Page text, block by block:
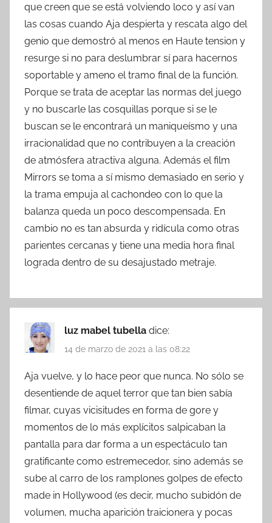
que creen que se está volviendo loco y así van
las cosas cuando Aja despierta y rescata algo del
genio que demostró al menos en Haute tension y
resurge si no para deslumbrar sí para hacernos
soportable y ameno el tramo final de la función.
Porque se trata de aceptar las normas del juego
y no buscarle las cosquillas porque si se le
buscan se le encontrará un maniqueísmo y una
irracionalidad que no contribuyen a la creación
de atmósfera atractiva alguna. Además el film
Mirrors se toma a sí mismo demasiado en serio y
la trama empuja al cachondeo con lo que la
balanza queda un poco descompensada. En
cambio no es tan absurda y ridícula como otras
parientes cercanas y tiene una media hora final
lograda dentro de su desajustado metraje.
luz mabel tubella dice:
14 de marzo de 2021 a las 08:22
Aja vuelve, y lo hace peor que nunca. No sólo se
desentiende de aquel terror que tan bien sabía
filmar, cuyas vicisitudes en forma de gore y
momentos de lo más explícitos salpicaban la
pantalla para dar forma a un espectáculo tan
gratificante como estremecedor, sino además se
sube al carro de los ramplones golpes de efecto
made in Hollywood (es decir, mucho subidón de
volumen, mucha aparición traicionera y pocas